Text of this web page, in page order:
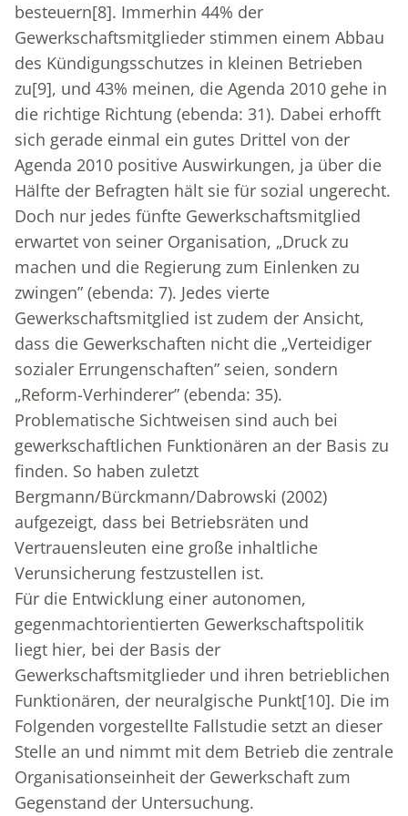
besteuern[8]. Immerhin 44% der
Gewerkschaftsmitglieder stimmen einem Abbau
des Kündigungsschutzes in kleinen Betrieben
zu[9], und 43% meinen, die Agenda 2010 gehe in
die richtige Richtung (ebenda: 31). Dabei erhofft
sich gerade einmal ein gutes Drittel von der
Agenda 2010 positive Auswirkungen, ja über die
Hälfte der Befragten hält sie für sozial ungerecht.
Doch nur jedes fünfte Gewerkschaftsmitglied
erwartet von seiner Organisation, „Druck zu
machen und die Regierung zum Einlenken zu
zwingen” (ebenda: 7). Jedes vierte
Gewerkschaftsmitglied ist zudem der Ansicht,
dass die Gewerkschaften nicht die „Verteidiger
sozialer Errungenschaften” seien, sondern
„Reform-Verhinderer” (ebenda: 35).
Problematische Sichtweisen sind auch bei
gewerkschaftlichen Funktionären an der Basis zu
finden. So haben zuletzt
Bergmann/Bürckmann/Dabrowski (2002)
aufgezeigt, dass bei Betriebsräten und
Vertrauensleuten eine große inhaltliche
Verunsicherung festzustellen ist.
Für die Entwicklung einer autonomen,
gegenmachtorientierten Gewerkschaftspolitik
liegt hier, bei der Basis der
Gewerkschaftsmitglieder und ihren betrieblichen
Funktionären, der neuralgische Punkt[10]. Die im
Folgenden vorgestellte Fallstudie setzt an dieser
Stelle an und nimmt mit dem Betrieb die zentrale
Organisationseinheit der Gewerkschaft zum
Gegenstand der Untersuchung.